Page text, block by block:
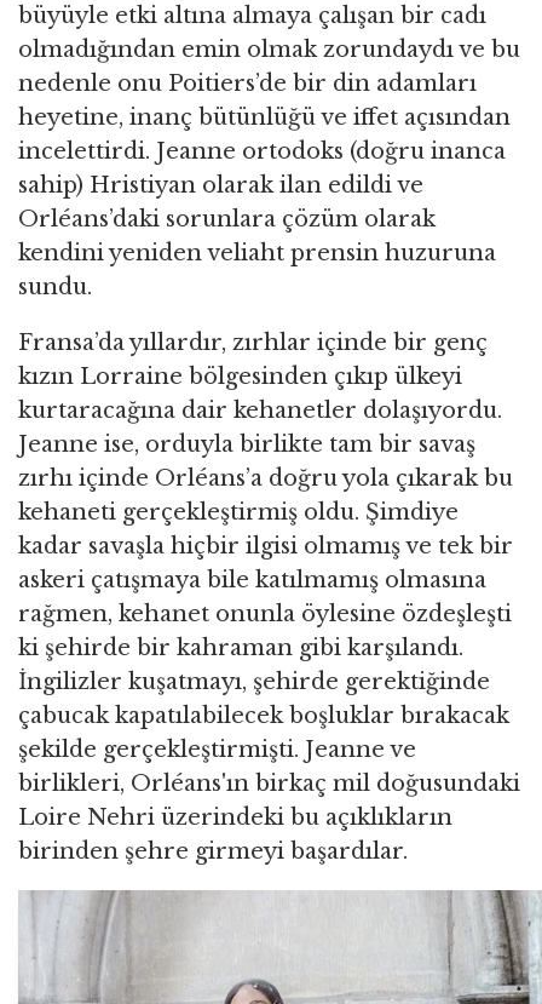
büyüyle etki altına almaya çalışan bir cadı
olmadığından emin olmak zorundaydı ve bu
nedenle onu Poitiers’de bir din adamları
heyetine, inanç bütünlüğü ve iffet açısından
incelettirdi. Jeanne ortodoks (doğru inanca
sahip) Hristiyan olarak ilan edildi ve
Orléans’daki sorunlara çözüm olarak
kendini yeniden veliaht prensin huzuruna
sundu.
Fransa’da yıllardır, zırhlar içinde bir genç
kızın Lorraine bölgesinden çıkıp ülkeyi
kurtaracağına dair kehanetler dolaşıyordu.
Jeanne ise, orduyla birlikte tam bir savaş
zırhı içinde Orléans’a doğru yola çıkarak bu
kehaneti gerçekleştirmiş oldu. Şimdiye
kadar savaşla hiçbir ilgisi olmamış ve tek bir
askeri çatışmaya bile katılmamış olmasına
rağmen, kehanet onunla öylesine özdeşleşti
ki şehirde bir kahraman gibi karşılandı.
İngilizler kuşatmayı, şehirde gerektiğinde
çabucak kapatılabilecek boşluklar bırakacak
şekilde gerçekleştirmişti. Jeanne ve
birlikleri, Orléans'ın birkaç mil doğusundaki
Loire Nehri üzerindeki bu açıklıkların
birinden şehre girmeyi başardılar.